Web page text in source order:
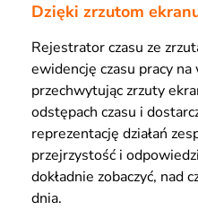
Dzięki zrzutom
Rejestrator czasu ze
ewidencję czasu pracy na
przechwytując zrzuty
odstępach czasu i
reprezentację działań
przejrzystość i
dokładnie zobaczyć, nad
dnia.